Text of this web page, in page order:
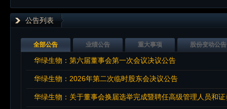
公告列表
全部公告 业绩公告 重大事项 股份变动公告
华绿生物：第六届董事会第一次会议决议公告
华绿生物：2026年第二次临时股东会决议公告
华绿生物：关于董事会换届选举完成暨聘任高级管理人员和